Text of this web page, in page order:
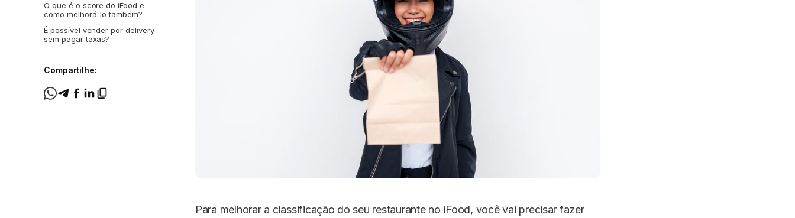
O que é o score do iFood e
como melhorá-lo também?
É possível vender por delivery
sem pagar taxas?
Compartilhe:
Para melhorar a classificação do seu restaurante no iFood, você vai precisar fazer